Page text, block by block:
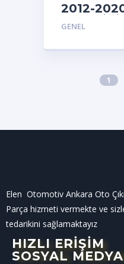
2012-
PLASTİĞİ
GENEL
1
Elen Otomotiv Ankara Oto
Parça hizmeti vermekte ve
tedarikini sağlamaktayız
HIZLI ERİŞİM
SOSYAL MEDYA